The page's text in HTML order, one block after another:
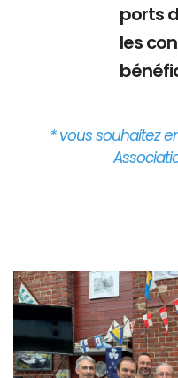
ports
les
* vous souhaitez
Branding
ARMCHAIR